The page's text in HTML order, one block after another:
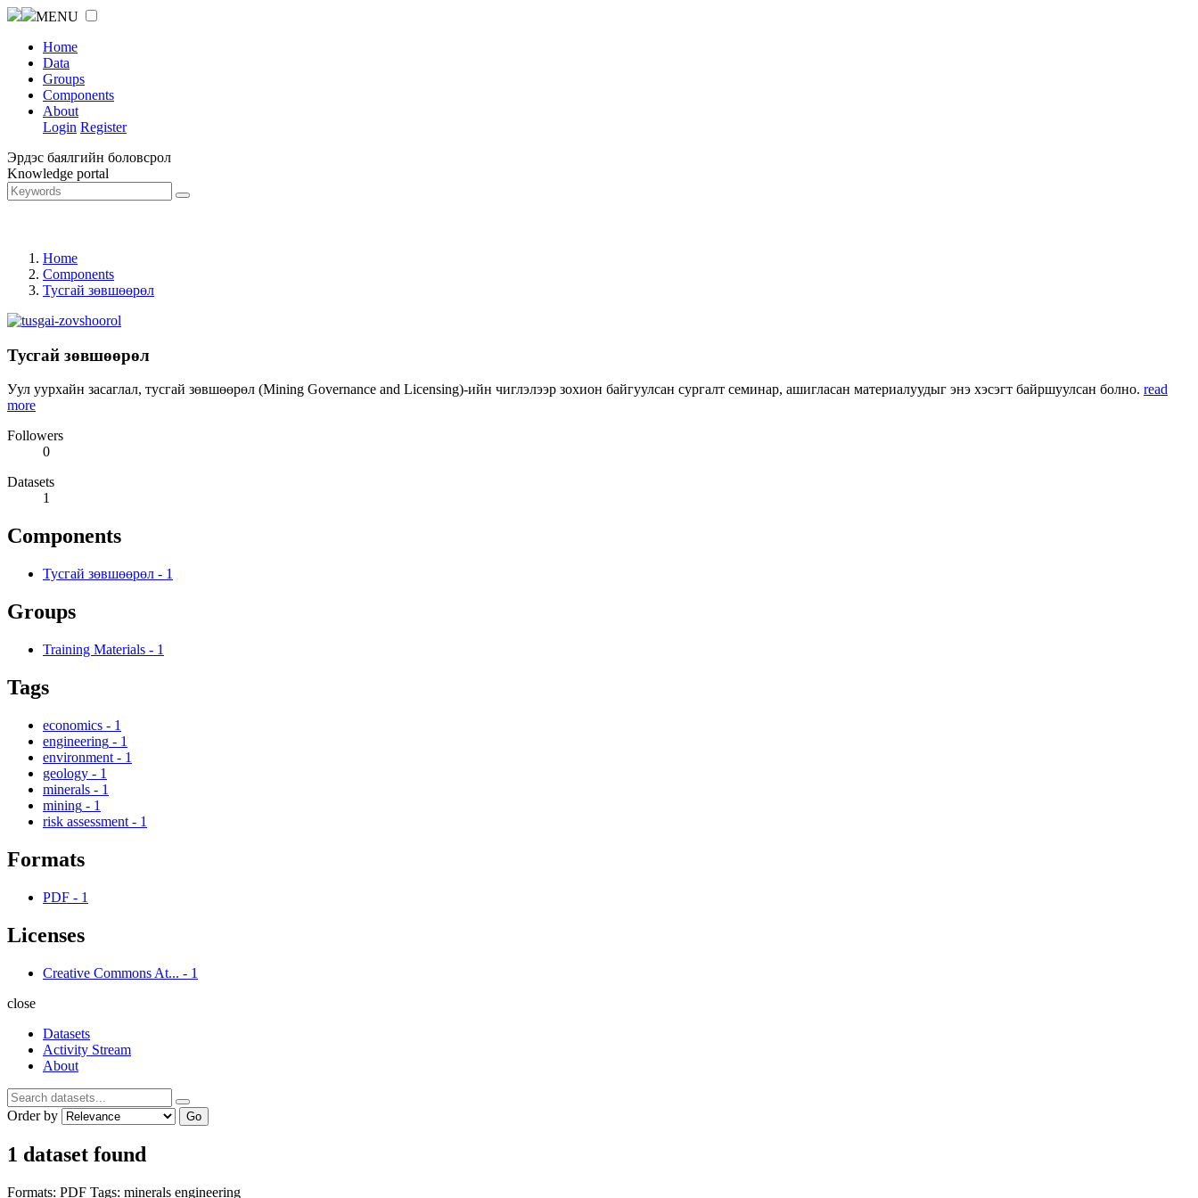
MENU
Home
Data
Groups
Components
About
Login Register
Эрдэс баялгийн боловсрол
Knowledge portal
Home
Components
Тусгай зөвшөөрөл
Тусгай зөвшөөрөл
Уул уурхайн засаглал, тусгай зөвшөөрөл (Mining Governance and Licensing)-ийн чиглэлээр зохион байгуулсан сургалт семинар, ашигласан материалуудыг энэ хэсэгт байршуулсан болно. read
more
Followers
0
Datasets
1
Components
Тусгай зөвшөөрөл - 1
Groups
Training Materials - 1
Tags
economics - 1
engineering - 1
environment - 1
geology - 1
minerals - 1
mining - 1
risk assessment - 1
Formats
PDF - 1
Licenses
Creative Commons At... - 1
close
Datasets
Activity Stream
About
Order by Go
1 dataset found
Formats: PDF Tags: minerals engineering